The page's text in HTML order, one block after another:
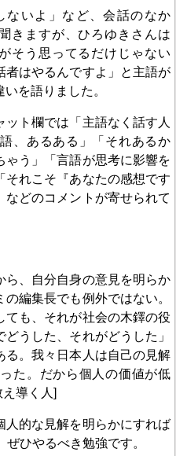
ないよ」など、会話のなか
きますが、ひろゆきさんは
そう思ってるだけじゃない
はやるんですよ」と主語が
違いを語りました。
ット欄では「主語なく話す人
、あるある」「それあるか
ゃう」「言語が思考に影響を
れこそ『あなたの感想です
などのコメントが寄せられて
ら、自分自身の意見を明らか
編集長でも例外ではない。
ても、それが社会の木鐸の役
うした、それがどうした」
る。我々日本人は自己の見解
た。だから個人の価値が低
人を教え導く人]
人的な見解を明らかにすれば
ぜひやるべき勉強です。